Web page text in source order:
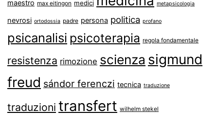
maestro max eitingon medici metapsicologia
nevrosi ortodossia padre persona politica profano
psicanalisi psicoterapia regola fondamentale
resistenza rimozione scienza sigmund
freud sándor ferenczi tecnica traduzione
traduzioni transfert wilhelm stekel